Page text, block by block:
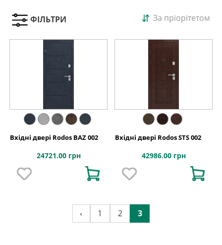
ФІЛЬТРИ За пріорітетом
Вхідні двері Rodos BAZ 002
24721.00 грн
Вхідні двері Rodos STS 002
42986.00 грн
‹ 1 2 3